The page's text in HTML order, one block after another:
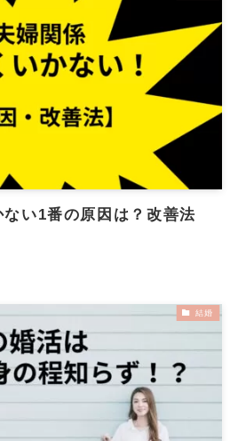
い1番の原因は？改善法
結婚